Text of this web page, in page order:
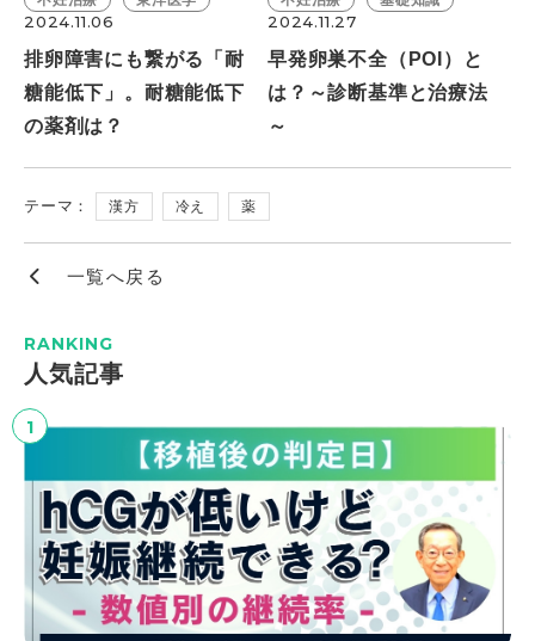
2024.11.06
排卵障害にも繋がる「耐
糖能低下」。耐糖能低下
の薬剤は？
2024.11.27
早発卵巣不全（POI）と
は？～診断基準と治療法
～
テーマ： 漢方 冷え 薬
一覧へ戻る
RANKING
⼈気記事
1